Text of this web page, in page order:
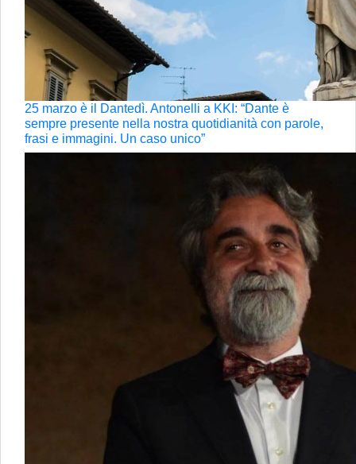
25 marzo è il Dantedì. Antonelli a KKI: “Dante è
sempre presente nella nostra quotidianità con parole,
frasi e immagini. Un caso unico”